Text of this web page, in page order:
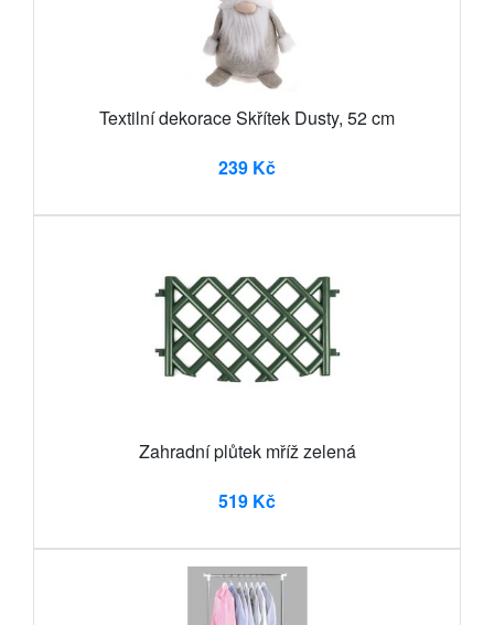
Textilní dekorace Skřítek Dusty, 52 cm
239 Kč
Zahradní plůtek mříž zelená
519 Kč